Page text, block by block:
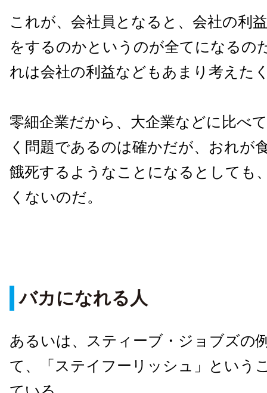
これが、会社員となると、会社の利
をするのかというのが全てになるの
れは会社の利益などもあまり考えた
零細企業だから、大企業などに比べ
く問題であるのは確かだが、おれが
餓死するようなことになるとしても
くないのだ。
バカになれる人
あるいは、スティーブ・ジョブズの
て、「ステイフーリッシュ」という